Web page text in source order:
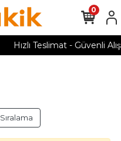
Hızlı Teslimat - Güvenli
0
Sıralama